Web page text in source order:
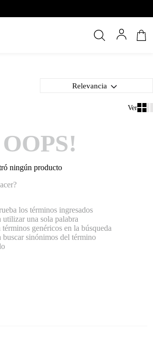
Relevancia
OOPS!
ningún producto
los términos ingresados
utilizar una sola palabra
genéricos en la búsqueda
buscar sinónimos del término